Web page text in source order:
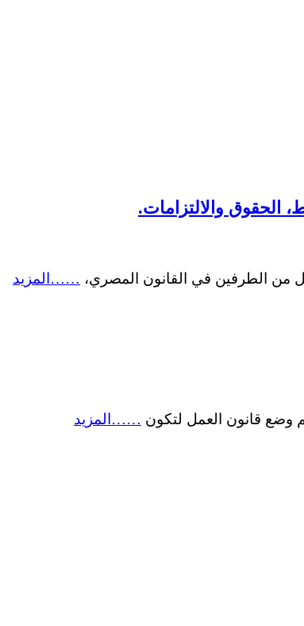
الحقوق والالتزامات.
كل من الطرفين في القانون المصري، ……المزيد
……المزيد